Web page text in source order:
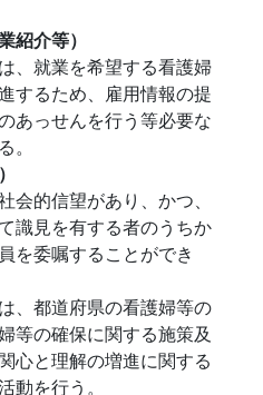
紹介等）
、就業を希望する看護婦
するため、雇用情報の提
あっせんを行う等必要な
会的信望があり、かつ、
識見を有する者のうちか
を委嘱することができ
、都道府県の看護婦等の
等の確保に関する施策及
心と理解の増進に関する
動を行う。